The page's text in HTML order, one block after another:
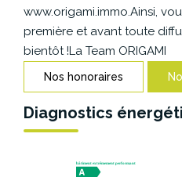
www.origami.immo.Ainsi,
première et avant toute
bientôt !La Team ORIGAMI
Nos honoraires
Diagnostics